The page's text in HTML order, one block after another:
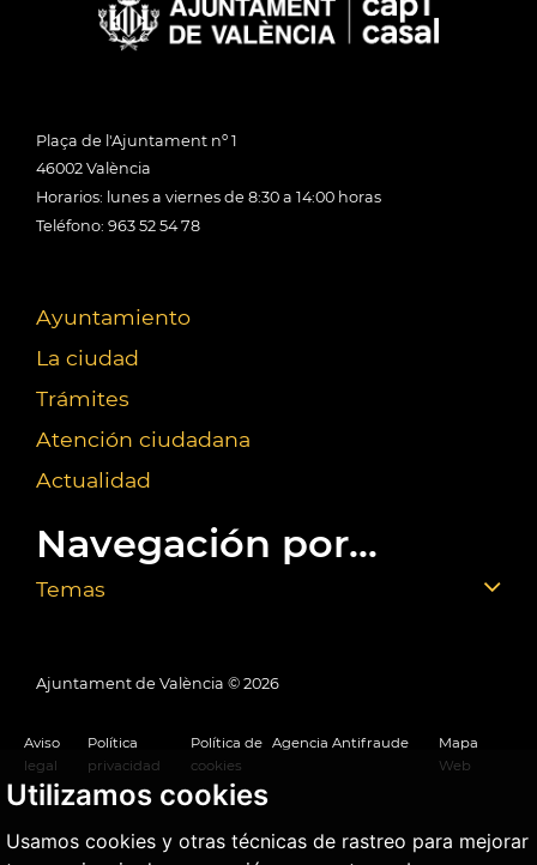
Utilizamos cookies
Usamos cookies y otras técnicas de rastreo para mejorar
Plaça de l'Ajuntament nº 1
46002 València
Horarios: lunes a viernes de 8:30 a 14:00 horas
Teléfono: 963 52 54 78
Ayuntamiento
La ciudad
Trámites
Atención ciudadana
Actualidad
Navegación por...
Temas
Ajuntament de València © 2026
Aviso
legal
Política
privacidad
Política de
cookies
Agencia Antifraude
Mapa
Web